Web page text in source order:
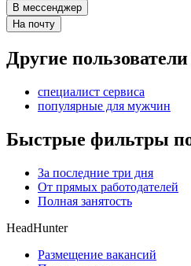
В мессенджер
На почту
Другие
специалист сервиса
популярные для мужчин
Быстрые фильтры
За последние три дня
От прямых работодателей
Полная занятость
HeadHunter
Размещение вакансий